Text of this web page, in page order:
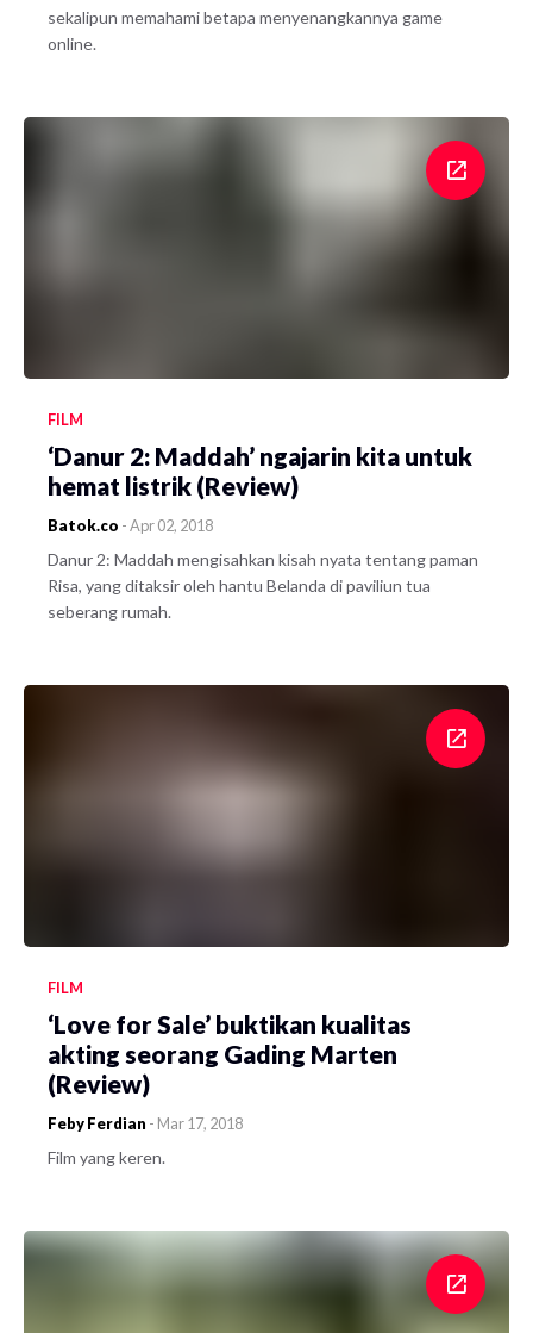
sekalipun memahami betapa menyenangkannya game
online.
FILM
‘Danur 2: Maddah’ ngajarin kita untuk
hemat listrik (Review)
Batok.co -Apr 02, 2018
Danur 2: Maddah mengisahkan kisah nyata tentang paman
Risa, yang ditaksir oleh hantu Belanda di paviliun tua
seberang rumah.
FILM
‘Love for Sale’ buktikan kualitas
akting seorang Gading Marten
(Review)
Feby Ferdian - Mar 17, 2018
Film yang keren.